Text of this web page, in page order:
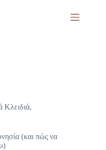
Κλειδιά,
(και πώς να